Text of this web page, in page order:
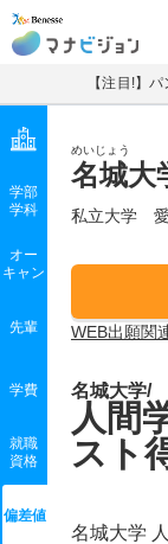
マ
【注目!】
めいじょう
名城大
私立大学
WEB出願関
学部
学科
オー
キャン
先輩
学費
就職
資格
偏差値
名城大学/
人間
スト
名城大学